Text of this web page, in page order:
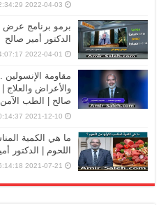
2022-04-03 02:34:29
برمو برنامج
الدكتور أمير صالح
2022-04-01 14:07:17
مقاومة الإنسولين
والأعراض والعلاج |
صالح | الطب الآمن
2021-12-10 20:14:37
ما هي الكمية
اللحوم | الدكتور
2021-07-21 16:14:18